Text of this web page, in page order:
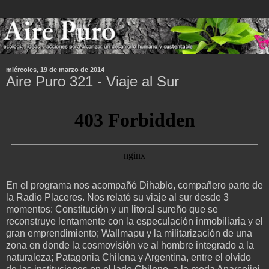
miércoles, 19 de marzo de 2014
Aire Puro 321 - Viaje al Sur
En el programa nos acompañó Dihablo, compañero parte de
la Radio Placeres. Nos relató su viaje al sur desde 3
momentos: Constitución y un litoral sureño que se
reconstruye lentamente con la especulación inmobiliaria y el
gran emprendimiento; Wallmapu y la militarización de una
zona en donde la cosmovisión ve al hombre integrado a la
naturaleza; Patagonia Chilena y Argentina, entre el olvido